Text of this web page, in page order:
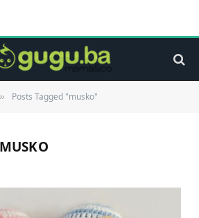
» Posts Tagged "musko"
MUSKO